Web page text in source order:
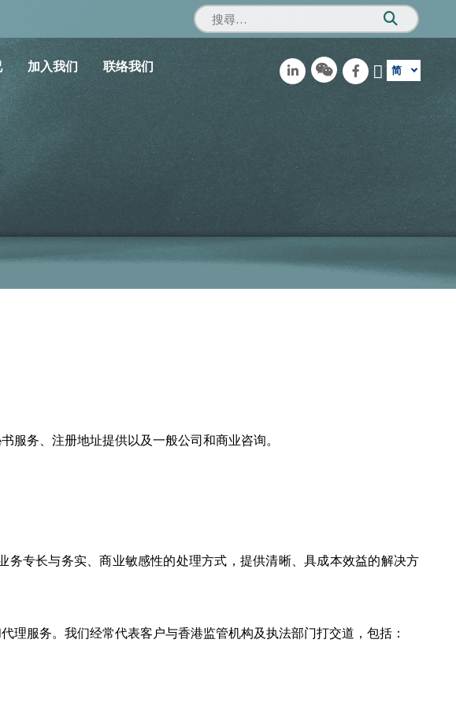
加入我们 联络我们 简
服务、注册地址提供以及一般公司和商业咨询。
专长与务实、商业敏感性的处理方式，提供清晰、具成本效益的解决方
服务。我们经常代表客户与香港监管机构及执法部门打交道，包括：